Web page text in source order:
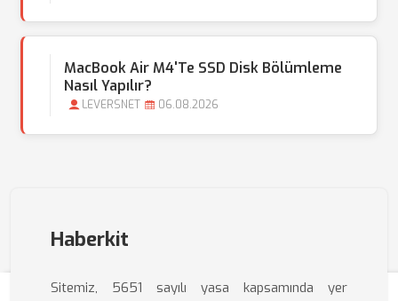
MacBook Air M4'te SSD Disk Bölümleme
Nasıl Yapılır?
LEVERSNET 06.08.2026
Haberkit
Sitemiz, 5651 sayılı yasa kapsamında yer